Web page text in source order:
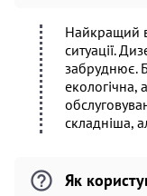
Найкращий
ситуації.
забруднює.
екологічна,
складніша,
Як